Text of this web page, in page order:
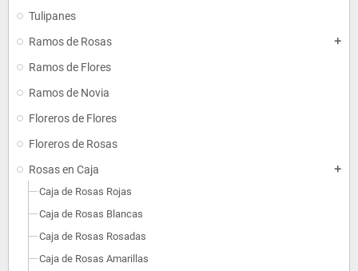
Tulipanes
Ramos de Rosas
add
Ramos de Flores
Ramos de Novia
Floreros de Flores
Floreros de Rosas
Rosas en Caja
add
Caja de Rosas Rojas
Caja de Rosas Blancas
Caja de Rosas Rosadas
Caja de Rosas Amarillas